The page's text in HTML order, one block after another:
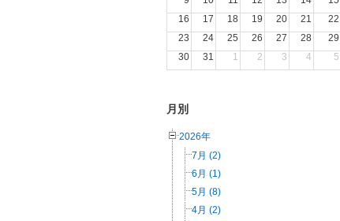
16
17 18 19 20 21
22
23
24 25 26 27 28
29
30
31 1 2 3 4 5
月別
2026年
7月 (2)
6月 (1)
5月 (8)
4月 (2)